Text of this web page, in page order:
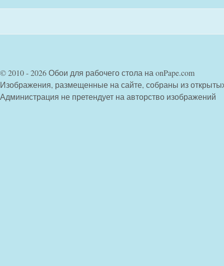
© 2010 - 2026 Обои для рабочего стола на onPape.com
Изображения, размещенные на сайте, собраны из
Администрация не претендует на авторство изображений